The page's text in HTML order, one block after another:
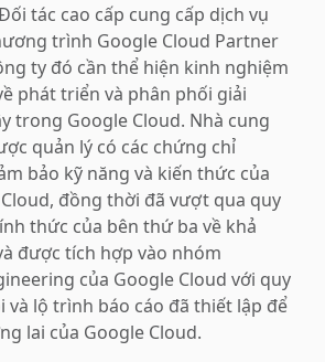
tác cao cấp cung cấp dịch vụ
trình Google Cloud Partner
ty đó cần thể hiện kinh nghiệm
phát triển và phân phối giải
trong Google Cloud. Nhà cung
quản lý có các chứng chỉ
bảo kỹ năng và kiến ​​thức của
đồng thời đã vượt qua quy
thức của bên thứ ba về khả
được tích hợp vào nhóm
của Google Cloud với quy
và lộ trình báo cáo đã thiết lập để
lai của Google Cloud.